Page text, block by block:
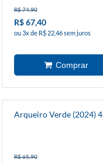
R$ 74,90
R$ 67,40
ou 3x de R$ 22,46 sem juros
Arqueiro Verde (2024) 4
R$ 65,90